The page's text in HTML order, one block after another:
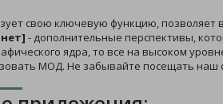
свою ключевую функцию, позволяет
- дополнительные перспективы,
ядра, то все на высоком
МОД. Не забывайте посещать наш